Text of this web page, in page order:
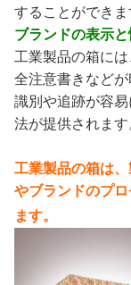
することができま
ブランドの表示
工業製品の箱に
全注意書きなど
識別や追跡が容
法が提供されます
工業製品の箱は
やブランドのプ
ます。